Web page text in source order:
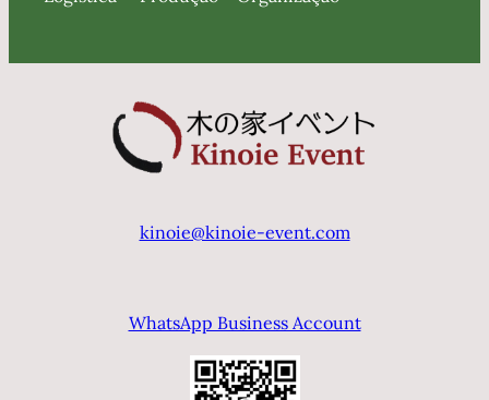
kinoie@kinoie-event.com
WhatsApp Business Account